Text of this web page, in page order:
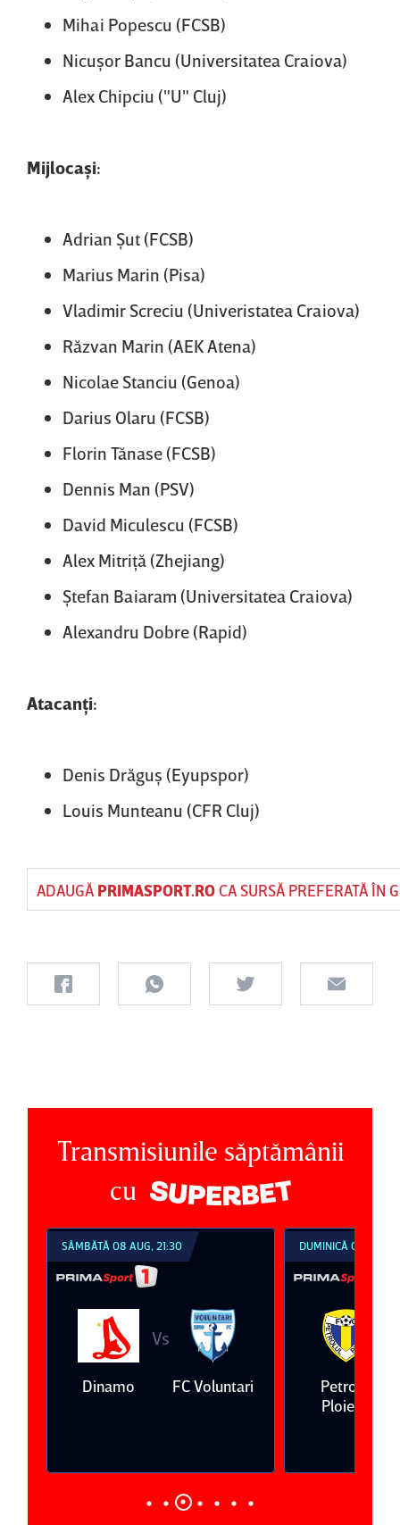
Mihai Popescu (FCSB)
Nicuşor Bancu (Universitatea Craiova)
Alex Chipciu ("U" Cluj)
Mijlocaşi:
Adrian Şut (FCSB)
Marius Marin (Pisa)
Vladimir Screciu (Univeristatea Craiova)
Răzvan Marin (AEK Atena)
Nicolae Stanciu (Genoa)
Darius Olaru (FCSB)
Florin Tănase (FCSB)
Dennis Man (PSV)
David Miculescu (FCSB)
Alex Mitriţă (Zhejiang)
Ştefan Baiaram (Universitatea Craiova)
Alexandru Dobre (Rapid)
Atacanţi:
Denis Drăguş (Eyupspor)
Louis Munteanu (CFR Cluj)
ADAUGĂ PRIMASPORT.ROCA SURSĂ PREFERATĂ ÎN
Transmisiunile săptămânii
cu
SÂMBĂTĂ 08 AUG, 21:30
Dinamo
Vs
FC Voluntari
DUMINICĂ 09 AUG,
Petrolul
Ploieşti